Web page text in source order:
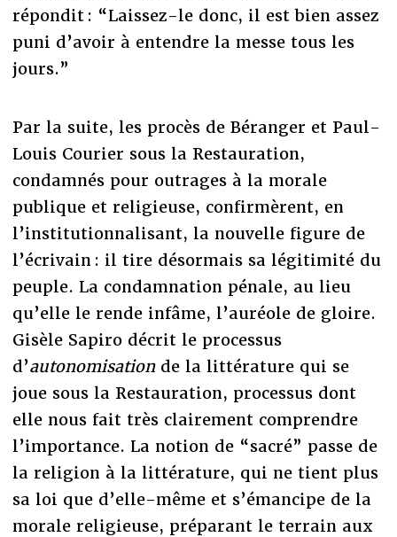
répondit : “Laissez-le donc, il est bien assez
puni d’avoir à entendre la messe tous les
jours.”
Par la suite, les procès de Béranger et Paul-
Louis Courier sous la Restauration,
condamnés pour outrages à la morale
publique et religieuse, confirmèrent, en
l’institutionnalisant, la nouvelle figure de
l’écrivain : il tire désormais sa légitimité du
peuple. La condamnation pénale, au lieu
qu’elle le rende infâme, l’auréole de gloire.
Gisèle Sapiro décrit le processus
d’autonomisationde la littérature qui se
joue sous la Restauration, processus dont
elle nous fait très clairement comprendre
l’importance. La notion de “sacré” passe de
la religion à la littérature, qui ne tient plus
sa loi que d’elle-même et s’émancipe de la
morale religieuse, préparant le terrain aux